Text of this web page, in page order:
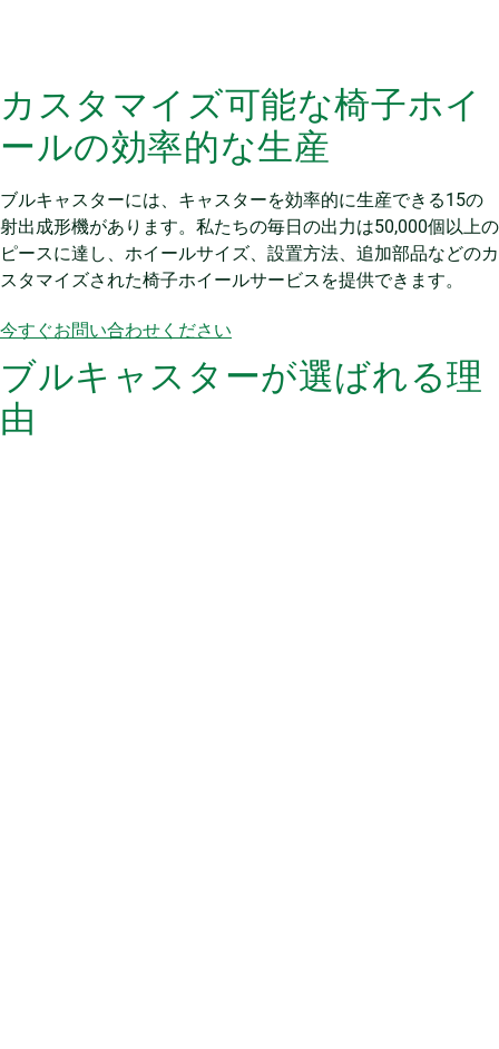
カスタマイズ可能な椅子ホイ
ールの効率的な生産
ブルキャスターには、キャスターを効率的に生産できる15の
射出成形機があります。私たちの毎日の出力は50,000個以上の
ピースに達し、ホイールサイズ、設置方法、追加部品などのカ
スタマイズされた椅子ホイールサービスを提供できます。
今すぐお問い合わせください
ブルキャスターが選ばれる理
由